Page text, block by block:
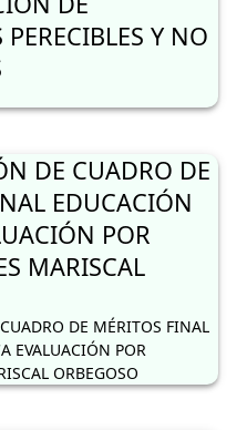
Y NO
DE CUADRO DE
EDUCACIÓN
POR
MARISCAL
DE MÉRITOS FINAL
EVALUACIÓN POR
ORBEGOSO